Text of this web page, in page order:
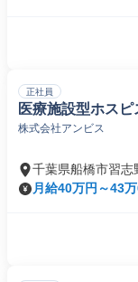
正社員
医療施設型ホス
株式会社アンビス
千葉県船橋市習志
月給40万円～43